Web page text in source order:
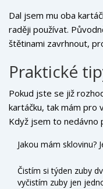
kartáčkem, který má
poslední chvíli, takže
musí co nejrychleji
Dal jsem mu oba
raději používat.
štětinami zavrhnout,
něj. Dneska neopouští
právě tímto model.
ale ten pocit čistoty,
něco jako ranní káva.
Praktické
Pokud jste se již
kartáčku, tak mám pro
Když jsem to nedávno
jsme krátký seznam
se rozhodnete:
Jakou mám sklovinu?
Čistím si týden zuby
vyčistím zuby jen